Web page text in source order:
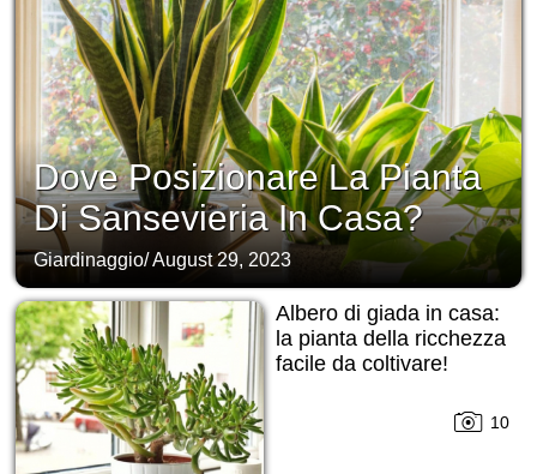
Dove Posizionare La Pianta
Di Sansevieria In Casa?
Giardinaggio/August 29, 2023
Albero di giada in casa:
la pianta della ricchezza
facile da coltivare!
10